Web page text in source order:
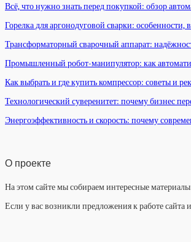
Всё, что нужно знать перед покупкой: обзор
Горелка для аргонодуговой сварки:
Трансформаторный сварочный аппарат:
Промышленный робот-манипулятор: как
Как выбрать и где купить компрессор: советы и
Технологический суверенитет: почему бизнес
Энергоэффективность и скорость: почему
О проекте
На этом сайте мы собираем интересные
Если у вас возникли предложения к работе